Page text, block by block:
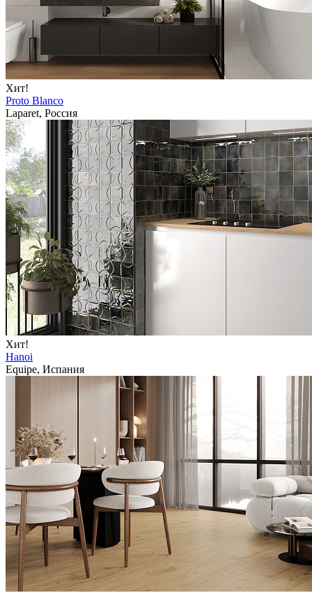
Хит!
Proto Blanco
Laparet, Россия
Хит!
Hanoi
Equipe, Испания